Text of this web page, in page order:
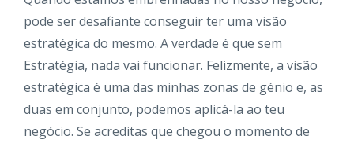
pode ser desafiante conseguir ter uma visão
estratégica do mesmo. A verdade é que sem
Estratégia, nada vai funcionar. Felizmente, a visão
estratégica é uma das minhas zonas de génio e, as
duas em conjunto, podemos aplicá-la ao teu
negócio. Se acreditas que chegou o momento de